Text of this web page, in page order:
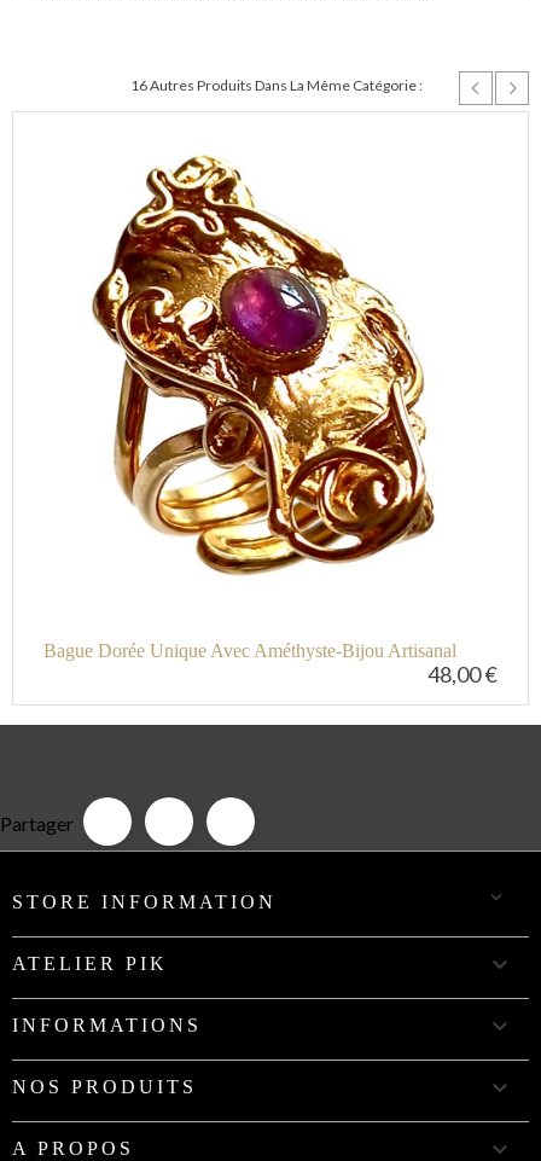
16 Autres Produits Dans La Même Catégorie :
Bague Dorée Unique Avec Améthyste-Bijou Artisanal
48,00 €
Partager
STORE INFORMATION 
ATELIER PIK 
INFORMATIONS 
NOS PRODUITS 
A PROPOS 